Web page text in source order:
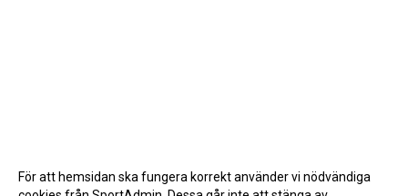
För att hemsidan ska fungera korrekt använder vi nödvändiga